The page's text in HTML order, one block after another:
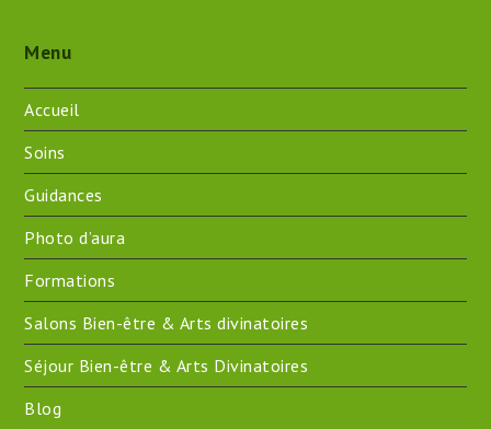
Menu
Accueil
Soins
Guidances
Photo d’aura
Formations
Salons Bien-être & Arts divinatoires
Séjour Bien-être & Arts Divinatoires
Blog